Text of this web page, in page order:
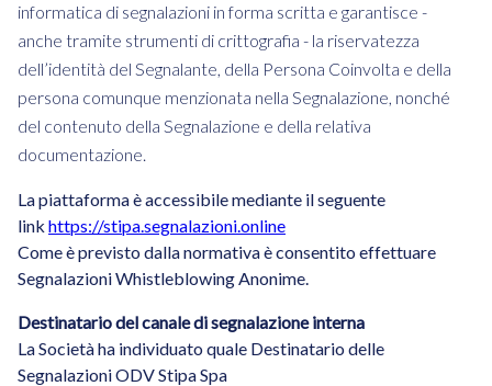
informatica di segnalazioni in forma scritta e garantisce -
anche tramite strumenti di crittografia - la riservatezza
dell’identità del Segnalante, della Persona Coinvolta e della
persona comunque menzionata nella Segnalazione, nonché
del contenuto della Segnalazione e della relativa
documentazione.
La piattaforma è accessibile mediante il seguente
link https://stipa.segnalazioni.online
Come è previsto dalla normativa è consentito effettuare
Segnalazioni Whistleblowing Anonime.
Destinatario del canale di segnalazione interna
La Società ha individuato quale Destinatario delle
Segnalazioni ODV Stipa Spa